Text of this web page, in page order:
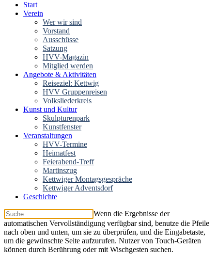
Start
Verein
Wer wir sind
Vorstand
Ausschüsse
Satzung
HVV-Magazin
Mitglied werden
Angebote & Aktivitäten
Reiseziel: Kettwig
HVV Gruppenreisen
Volksliederkreis
Kunst und Kultur
Skulpturenpark
Kunstfenster
Veranstaltungen
HVV-Termine
Heimatfest
Feierabend-Treff
Martinszug
Kettwiger Montagsgespräche
Kettwiger Adventsdorf
Geschichte
Wenn die Ergebnisse der
automatischen Vervollständigung verfügbar sind, benutze die Pfeile
nach oben und unten, um sie zu überprüfen, und die Eingabetaste,
um die gewünschte Seite aufzurufen. Nutzer von Touch-Geräten
können durch Berührung oder mit Wischgesten suchen.